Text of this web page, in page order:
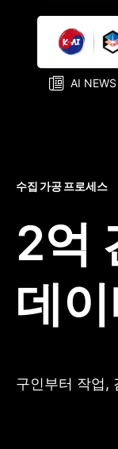
AI
수집 가공 프로세스
2억
데